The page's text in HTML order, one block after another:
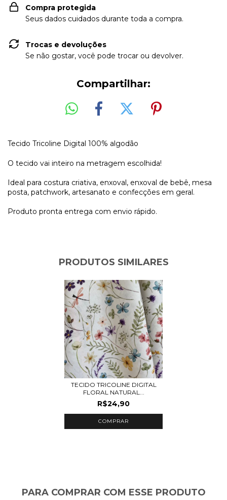
Compra protegida
Seus dados cuidados durante toda a compra.
Trocas e devoluções
Se não gostar, você pode trocar ou devolver.
Compartilhar:
Tecido Tricoline Digital 100% algodão
O tecido vai inteiro na metragem escolhida!
Ideal para costura criativa, enxoval, enxoval de bebê, mesa
posta, patchwork, artesanato e confecções em geral.
Produto pronta entrega com envio rápido.
PRODUTOS SIMILARES
TECIDO TRICOLINE DIGITAL
FLORAL NATURAL...
R$24,90
COMPRAR
PARA COMPRAR COM ESSE PRODUTO